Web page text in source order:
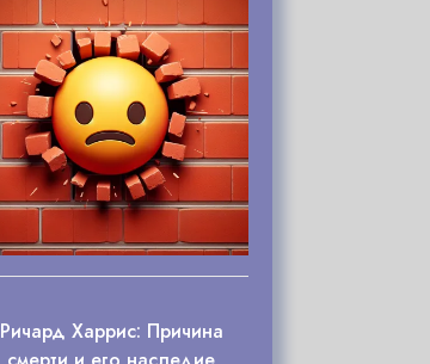
Ричард Харрис: Причина